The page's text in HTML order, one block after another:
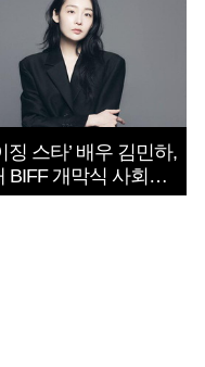
징 스타’ 배우 김민하,
BIFF 개막식 사회자